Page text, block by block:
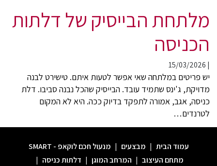
מלתחת הבייסיק של דלתות
הכניסה
|
15/03/2026
יש פריטים במלתחה שאי אפשר לטעות איתם. טישירט לבנה
מדויקת, ג'ינס שתמיד עובד. הבייסיק שהכל נבנה סביבו. דלת
כניסה, אגב, אמורה לתפקד בדיוק ככה. היא לא המקום
לטרנדים…
עמוד הבית | מבצעים | מנעול חכם לוקאפ - SMART
מתחם העיצוב | המרחב המוגן | דלתות כניסה |